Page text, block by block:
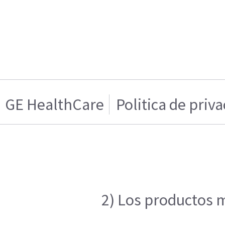
GE HealthCare Politica de
2) Los productos